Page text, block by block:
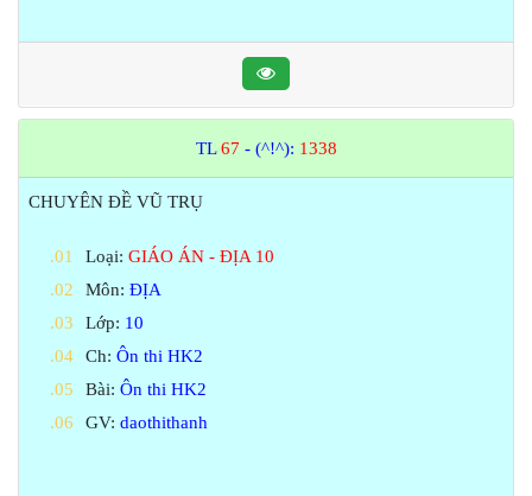
TL67 - (^!^): 1338
CHUYÊN ĐỀ VŨ TRỤ
Loại:GIÁO ÁN - ĐỊA 10
Môn:ĐỊA
Lớp: 10
Ch:Ôn thi HK2
Bài:Ôn thi HK2
GV:daothithanh